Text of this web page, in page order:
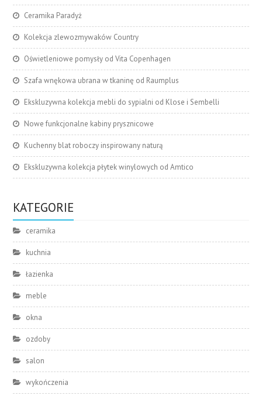
Ceramika Paradyż
Kolekcja zlewozmywaków Country
Oświetleniowe pomysły od Vita Copenhagen
Szafa wnękowa ubrana w tkaninę od Raumplus
Ekskluzywna kolekcja mebli do sypialni od Klose i Sembelli
Nowe funkcjonalne kabiny prysznicowe
Kuchenny blat roboczy inspirowany naturą
Ekskluzywna kolekcja płytek winylowych od Amtico
KATEGORIE
ceramika
kuchnia
łazienka
meble
okna
ozdoby
salon
wykończenia